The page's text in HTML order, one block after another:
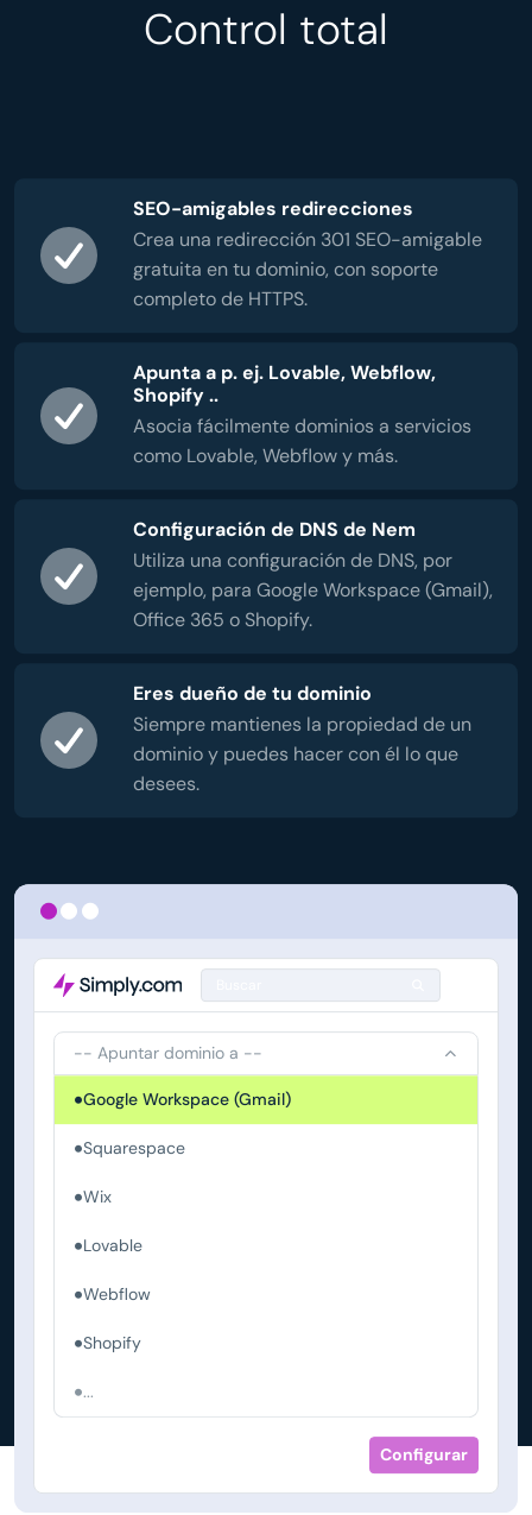
Control total
SEO-amigables redirecciones
Crea una redirección 301 SEO-amigable
gratuita en tu dominio, con soporte
completo de HTTPS.
Apunta a p. ej. Lovable, Webflow,
Shopify ..
Asocia fácilmente dominios a servicios
como Lovable, Webflow y más.
Configuración de DNS de Nem
Utiliza una configuración de DNS, por
ejemplo, para Google Workspace (Gmail),
Office 365 o Shopify.
Eres dueño de tu dominio
Siempre mantienes la propiedad de un
dominio y puedes hacer con él lo que
desees.
-- Apuntar dominio a --
Google Workspace (Gmail)
Squarespace
Wix
Lovable
Webflow
Shopify
...
Configurar